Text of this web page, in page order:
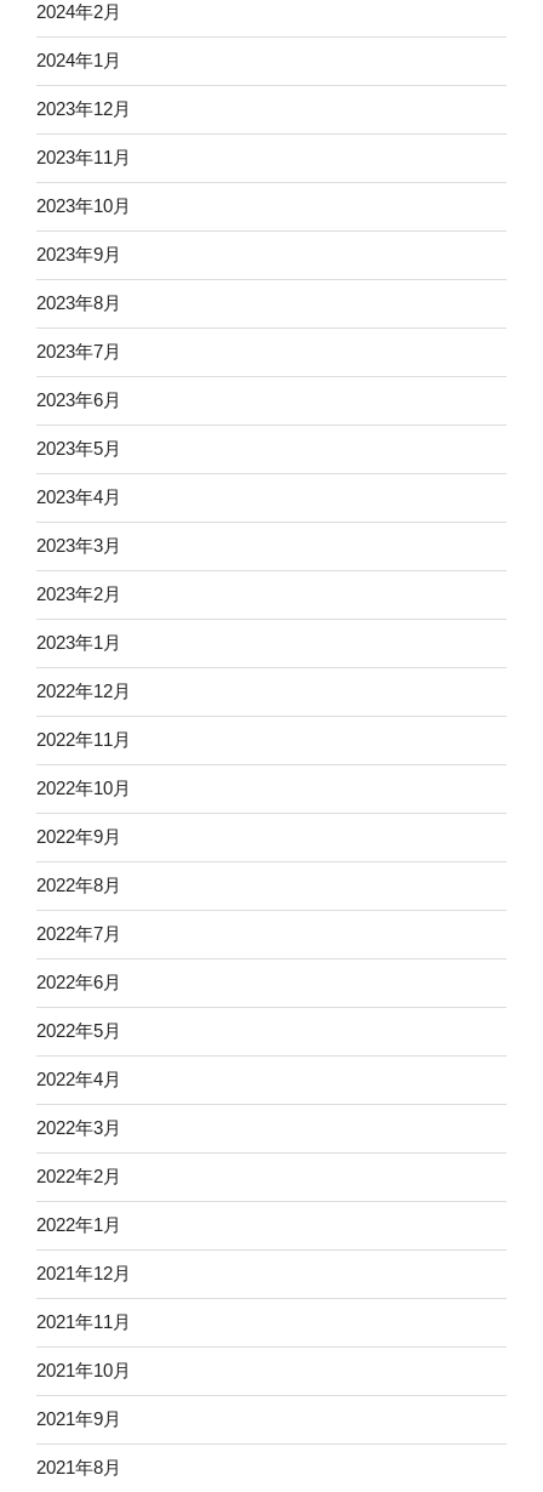
2024年2月
2024年1月
2023年12月
2023年11月
2023年10月
2023年9月
2023年8月
2023年7月
2023年6月
2023年5月
2023年4月
2023年3月
2023年2月
2023年1月
2022年12月
2022年11月
2022年10月
2022年9月
2022年8月
2022年7月
2022年6月
2022年5月
2022年4月
2022年3月
2022年2月
2022年1月
2021年12月
2021年11月
2021年10月
2021年9月
2021年8月